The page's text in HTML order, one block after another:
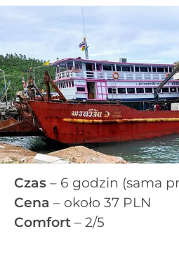
Czas – 6 godzin (sama
Cena – około 37 PLN
Comfort – 2/5